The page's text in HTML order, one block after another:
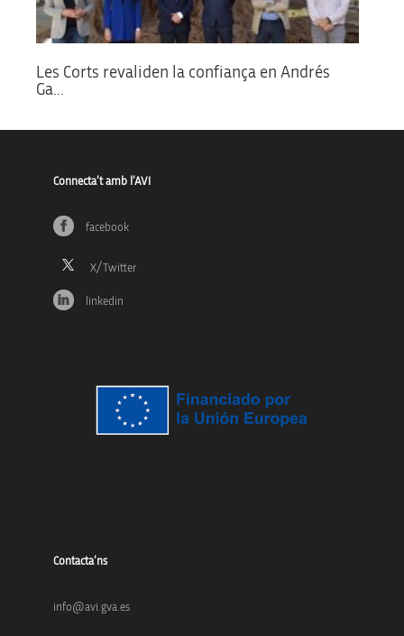
Les Corts revaliden la confiança en Andrés
Ga...
Connecta’t amb l’AVI
facebook
linkedin
Contacta’ns
info@avi.gva.es